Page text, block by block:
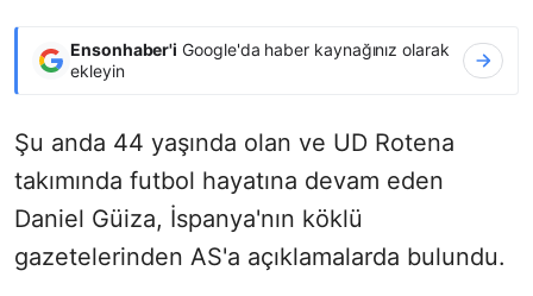
Ensonhaber'i Google'da haber kaynağınız olarak
ekleyin
Şu anda 44 yaşında olan ve UD Rotena
takımında futbol hayatına devam eden
Daniel Güiza, İspanya'nın köklü
gazetelerinden AS'a açıklamalarda bulundu.